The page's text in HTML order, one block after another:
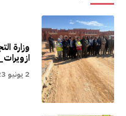
وزارة
2 يونيو 2023، 16:22 مساءً